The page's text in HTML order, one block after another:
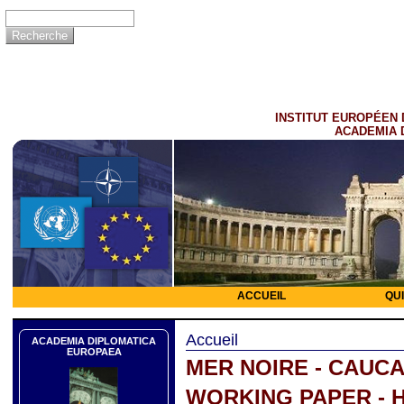
INSTITUT EUROPÉEN
ACADEMIA
ACCUEIL
ACADEMIA DIPLOMATICA
EUROPAEA
Accueil
MER NOIRE -
WORKING PAPER -